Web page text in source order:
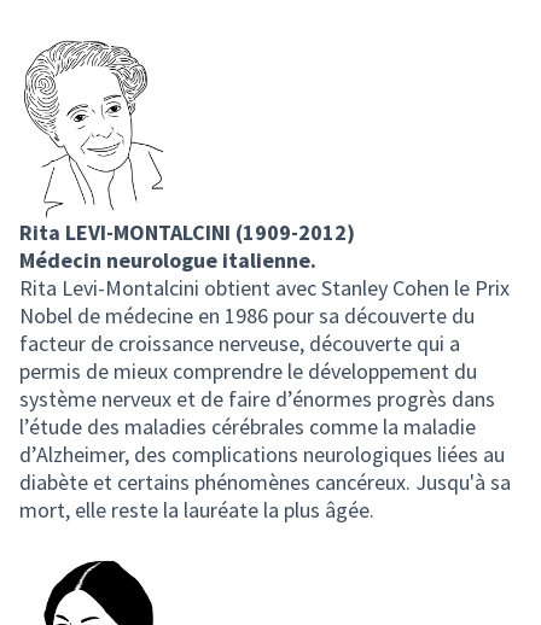
Rita LEVI-MONTALCINI (1909-2012)
Médecin neurologue italienne.
Rita Levi-Montalcini obtient avec Stanley Cohen le Prix
Nobel de médecine en 1986 pour sa découverte du
facteur de croissance nerveuse, découverte qui a
permis de mieux comprendre le développement du
système nerveux et de faire d’énormes progrès dans
l’étude des maladies cérébrales comme la maladie
d’Alzheimer, des complications neurologiques liées au
diabète et certains phénomènes cancéreux. Jusqu'à sa
mort, elle reste la lauréate la plus âgée.